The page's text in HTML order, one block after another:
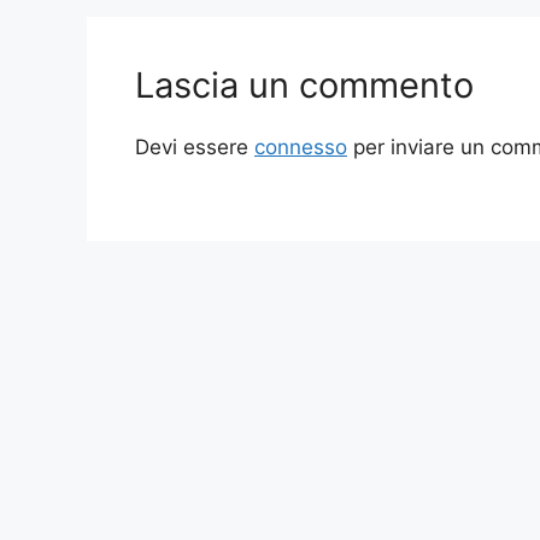
Lascia un commento
Devi essere connesso per inviare un